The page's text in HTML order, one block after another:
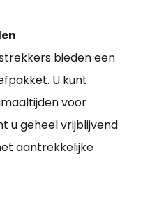
bieden een
U kunt
voor
u geheel vrijblijvend
aantrekkelijke